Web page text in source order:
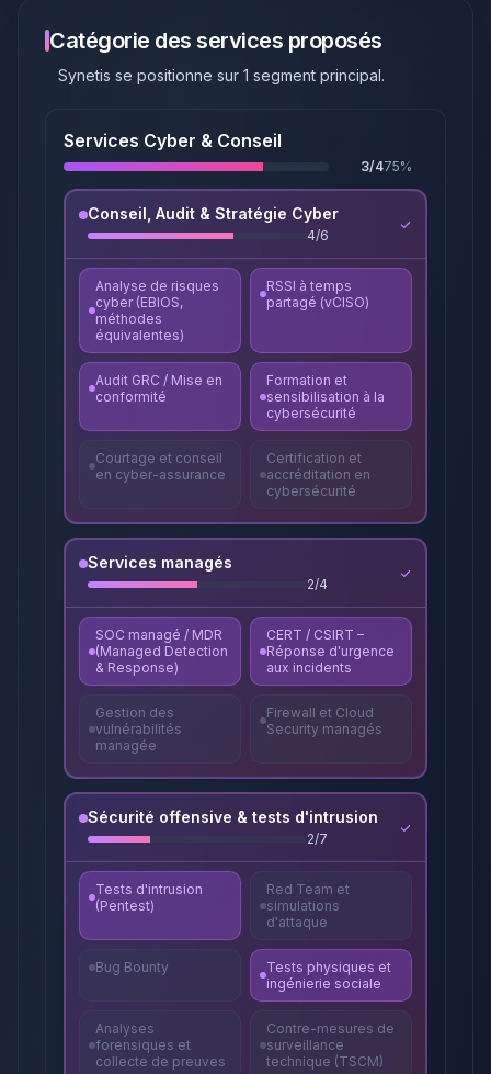
Catégorie des services proposés
Synetis se positionne sur 1 segment principal.
Services Cyber & Conseil
3/475%
Conseil, Audit & Stratégie Cyber
4/6
Analyse de risques
cyber (EBIOS,
méthodes
équivalentes)
RSSI à temps
partagé (vCISO)
Audit GRC / Mise en
conformité
Formation et
sensibilisation à la
cybersécurité
Courtage et conseil
en cyber-assurance
Certification et
accréditation en
cybersécurité
Services managés
2/4
SOC managé / MDR
(Managed Detection
& Response)
CERT / CSIRT –
Réponse d'urgence
aux incidents
Gestion des
vulnérabilités
managée
Firewall et Cloud
Security managés
Sécurité offensive & tests d'intrusion
2/7
Tests d'intrusion
(Pentest)
Red Team et
simulations
d'attaque
Bug Bounty
Tests physiques et
ingénierie sociale
Analyses
forensiques et
collecte de preuves
Contre-mesures de
surveillance
technique (TSCM)